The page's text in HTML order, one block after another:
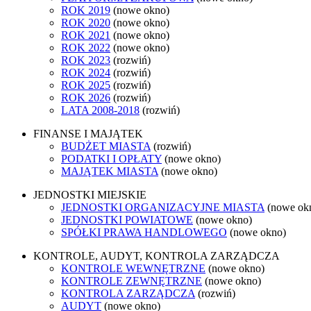
ROK 2019 (nowe okno)
ROK 2020 (nowe okno)
ROK 2021 (nowe okno)
ROK 2022 (nowe okno)
ROK 2023 (rozwiń)
ROK 2024 (rozwiń)
ROK 2025 (rozwiń)
ROK 2026 (rozwiń)
LATA 2008-2018 (rozwiń)
FINANSE I MAJĄTEK
BUDŻET MIASTA (rozwiń)
PODATKI I OPŁATY (nowe okno)
MAJĄTEK MIASTA (nowe okno)
JEDNOSTKI MIEJSKIE
JEDNOSTKI ORGANIZACYJNE MIASTA (nowe
JEDNOSTKI POWIATOWE (nowe okno)
SPÓŁKI PRAWA HANDLOWEGO (nowe okno)
KONTROLE, AUDYT, KONTROLA ZARZĄDCZA
KONTROLE WEWNĘTRZNE (nowe okno)
KONTROLE ZEWNĘTRZNE (nowe okno)
KONTROLA ZARZĄDCZA (rozwiń)
AUDYT (nowe okno)